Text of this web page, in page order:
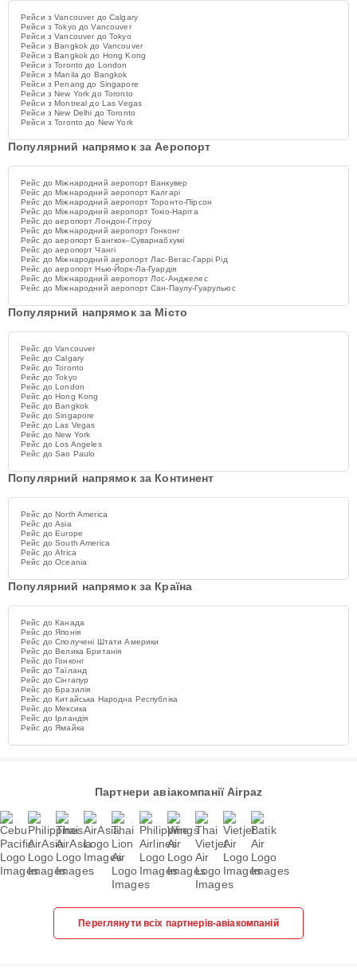
Рейси з Vancouver до Calgary
Рейси з Tokyo до Vancouver
Рейси з Vancouver до Tokyo
Рейси з Bangkok до Vancouver
Рейси з Bangkok до Hong Kong
Рейси з Toronto до London
Рейси з Manila до Bangkok
Рейси з Penang до Singapore
Рейси з New York до Toronto
Рейси з Montreal до Las Vegas
Рейси з New Delhi до Toronto
Рейси з Toronto до New York
Популярний напрямок за Аеропорт
Рейс до Міжнародний аеропорт Ванкувер
Рейс до Міжнародний аеропорт Калгарі
Рейс до Міжнародний аеропорт Торонто-Пірсон
Рейс до Міжнародний аеропорт Токіо-Наріта
Рейс до аеропорт Лондон-Гітроу
Рейс до Міжнародний аеропорт Гонконг
Рейс до аеропорт Бангкок–Суварнабхумі
Рейс до аеропорт Чангі
Рейс до Міжнародний аеропорт Лас-Вегас-Гаррі Рід
Рейс до аеропорт Нью-Йорк-Ла-Гуардія
Рейс до Міжнародний аеропорт Лос-Анджелес
Рейс до Міжнародний аеропорт Сан-Паулу-Гуарульюс
Популярний напрямок за Місто
Рейс до Vancouver
Рейс до Calgary
Рейс до Toronto
Рейс до Tokyo
Рейс до London
Рейс до Hong Kong
Рейс до Bangkok
Рейс до Singapore
Рейс до Las Vegas
Рейс до New York
Рейс до Los Angeles
Рейс до Sao Paulo
Популярний напрямок за Континент
Рейс до North America
Рейс до Asia
Рейс до Europe
Рейс до South America
Рейс до Africa
Рейс до Oceania
Популярний напрямок за Країна
Рейс до Канада
Рейс до Японія
Рейс до Сполучені Штати Америки
Рейс до Велика Британія
Рейс до Гонконг
Рейс до Таїланд
Рейс до Сінгапур
Рейс до Бразилія
Рейс до Китайська Народна Республіка
Рейс до Мексика
Рейс до Ірландія
Рейс до Ямайка
Партнери авіакомпанії Airpaz
Переглянути всіх партнерів-авіакомпаній